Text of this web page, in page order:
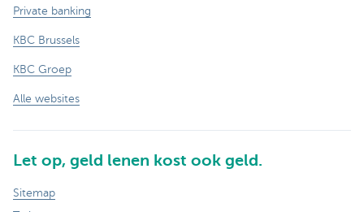
Private banking
KBC Brussels
KBC Groep
Alle websites
Let op, geld lenen kost ook geld.
Sitemap